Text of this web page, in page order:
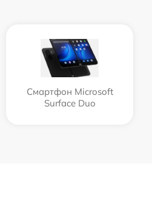
Смартфон Microsoft
Surface Duo